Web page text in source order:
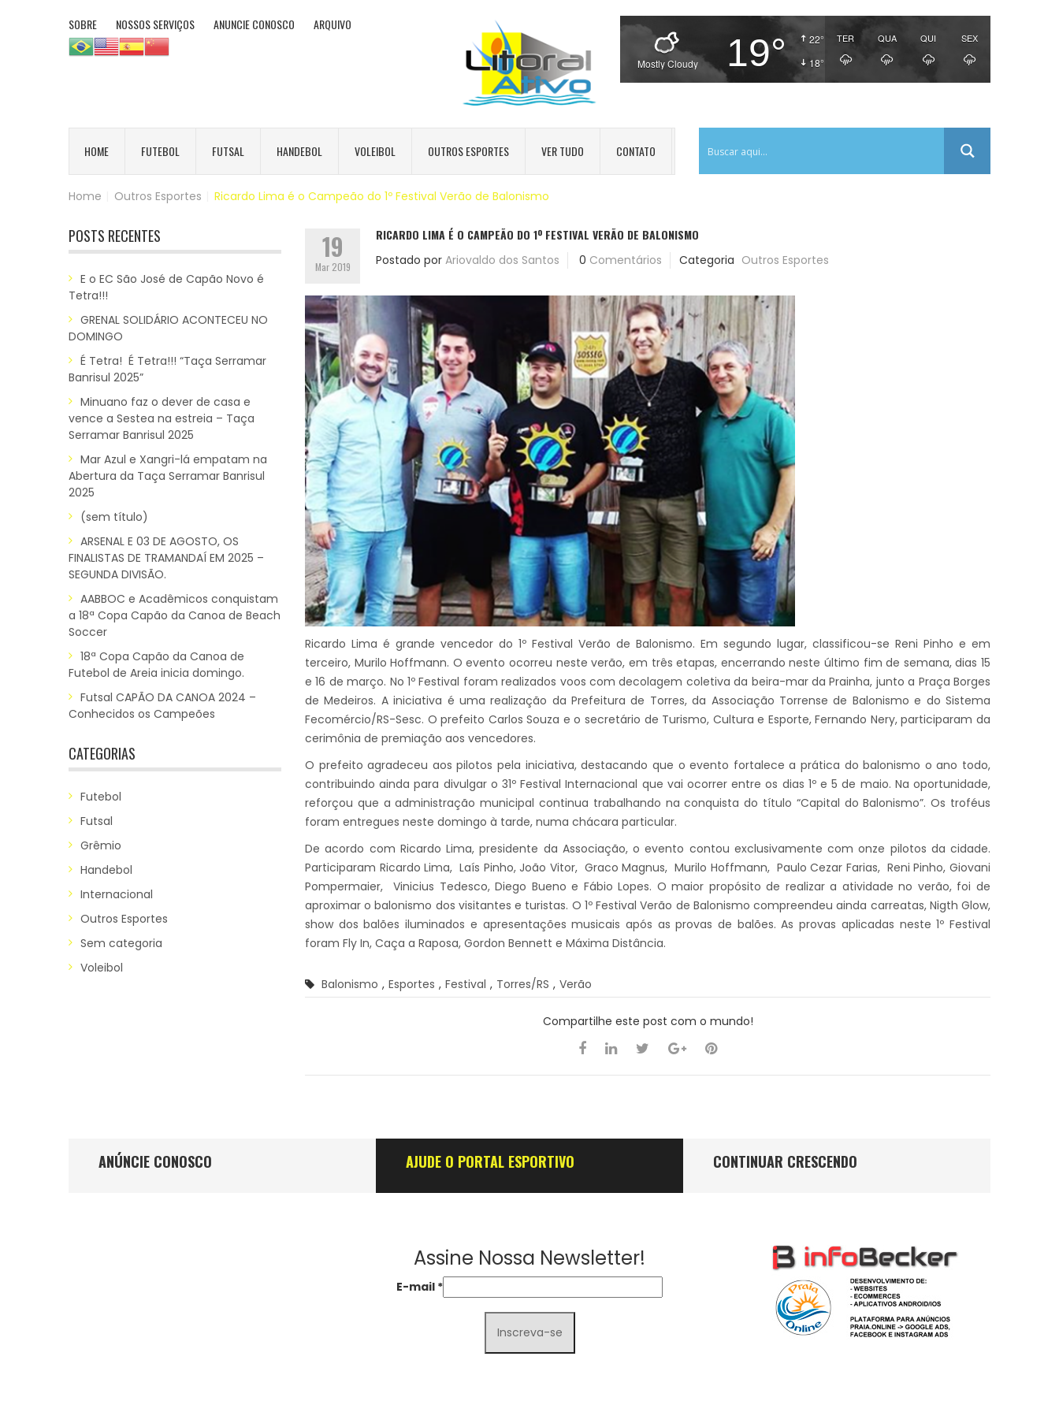
SOBRE NOSSOS SERVIÇOS ANUNCIE CONOSCO ARQUIVO
22°
18°
Mostly Cloudy 19° TER QUA QUI SEX
HOME FUTEBOL FUTSAL HANDEBOL VOLEIBOL OUTROS ESPORTES VER TUDO CONTATO
Home Outros Esportes Ricardo Lima é o Campeão do 1º Festival Verão de Balonismo
POSTS RECENTES
E o EC São José de Capão Novo é
Tetra!!!
GRENAL SOLIDÁRIO ACONTECEU NO
DOMINGO
É Tetra! É Tetra!!! “Taça Serramar
Banrisul 2025”
Minuano faz o dever de casa e
vence a Sestea na estreia – Taça
Serramar Banrisul 2025
Mar Azul e Xangri-lá empatam na
Abertura da Taça Serramar Banrisul
2025
(sem título)
ARSENAL E 03 DE AGOSTO, OS
FINALISTAS DE TRAMANDAÍ EM 2025 –
SEGUNDA DIVISÃO.
AABBOC e Acadêmicos conquistam
a 18ª Copa Capão da Canoa de Beach
Soccer
18ª Copa Capão da Canoa de
Futebol de Areia inicia domingo.
Futsal CAPÃO DA CANOA 2024 –
Conhecidos os Campeões
CATEGORIAS
Futebol
Futsal
Grêmio
Handebol
Internacional
Outros Esportes
Sem categoria
Voleibol
19
Mar 2019
RICARDO LIMA É O CAMPEÃO DO 1º FESTIVAL VERÃO DE BALONISMO
Postado por Ariovaldo dos Santos 0 Comentários Categoria Outros Esportes
Ricardo Lima é grande vencedor do 1º Festival Verão de Balonismo. Em segundo lugar, classificou-se Reni Pinho e em
terceiro, Murilo Hoffmann. O evento ocorreu neste verão, em três etapas, encerrando neste último fim de semana, dias 15
e 16 de março. No 1º Festival foram realizados voos com decolagem coletiva da beira-mar da Prainha, junto a Praça Borges
de Medeiros. A iniciativa é uma realização da Prefeitura de Torres, da Associação Torrense de Balonismo e do Sistema
Fecomércio/RS-Sesc. O prefeito Carlos Souza e o secretário de Turismo, Cultura e Esporte, Fernando Nery, participaram da
cerimônia de premiação aos vencedores.
O prefeito agradeceu aos pilotos pela iniciativa, destacando que o evento fortalece a prática do balonismo o ano todo,
contribuindo ainda para divulgar o 31º Festival Internacional que vai ocorrer entre os dias 1º e 5 de maio. Na oportunidade,
reforçou que a administração municipal continua trabalhando na conquista do título “Capital do Balonismo”. Os troféus
foram entregues neste domingo à tarde, numa chácara particular.
De acordo com Ricardo Lima, presidente da Associação, o evento contou exclusivamente com onze pilotos da cidade.
Participaram Ricardo Lima, Laís Pinho, João Vitor, Graco Magnus, Murilo Hoffmann, Paulo Cezar Farias, Reni Pinho, Giovani
Pompermaier, Vinicius Tedesco, Diego Bueno e Fábio Lopes. O maior propósito de realizar a atividade no verão, foi de
aproximar o balonismo dos visitantes e turistas. O 1º Festival Verão de Balonismo compreendeu ainda carreatas, Nigth Glow,
show dos balões iluminados e apresentações musicais após as provas de balões. As provas aplicadas neste 1º Festival
foram Fly In, Caça a Raposa, Gordon Bennett e Máxima Distância.
Balonismo , Esportes , Festival , Torres/RS , Verão
Compartilhe este post com o mundo!
ANÚNCIE CONOSCO AJUDE O PORTAL ESPORTIVO CONTINUAR CRESCENDO
Assine Nossa Newsletter!
E-mail *